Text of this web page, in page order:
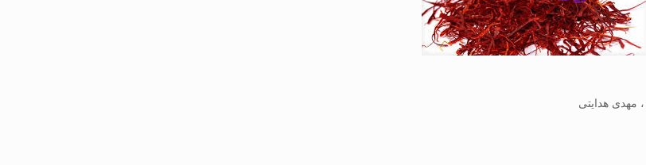
مهدی هدایتی